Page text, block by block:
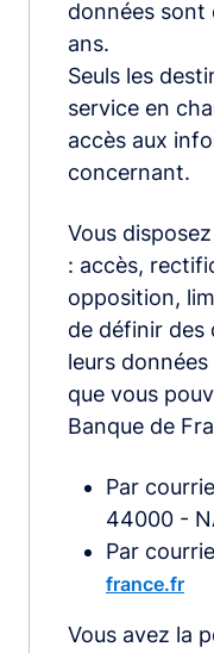
données sont
ans.
Seuls les
service en
accès aux
concernant.
Vous
: accès,
opposition,
de définir des
leurs
que vous
Banque de
Par
44000 -
Par
france.fr
Vous avez la